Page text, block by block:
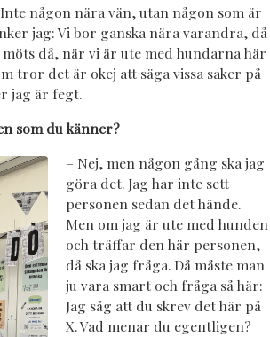
någon nära vän, utan någon som är
jag: Vi bor ganska nära varandra, då
då, när vi är ute med hundarna här
tror det är okej att säga vissa saker på
jag är fegt.
som du känner?
– Nej, men någon gång ska jag
göra det. Jag har inte sett
personen sedan det hände.
Men om jag är ute med hunden
och träffar den här personen,
då ska jag fråga. Då måste man
ju vara smart och fråga så här:
Jag såg att du skrev det här på
X. Vad menar du egentligen?